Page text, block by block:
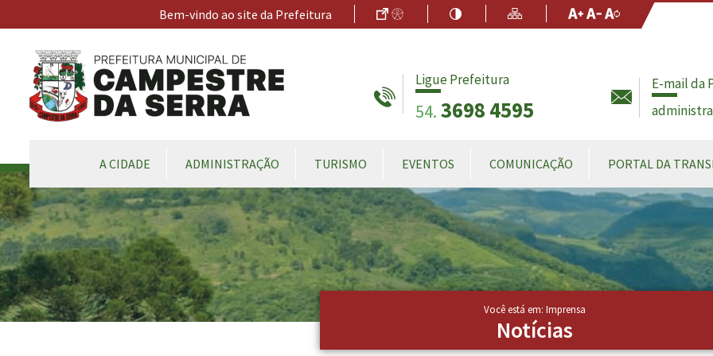
Bem-vindo ao site da Prefeitura Ir para o Conteúdo
AcessibilidadeAlto ContrasteMapa do Site Aumentar
Diminuir
Fonte Original
Ligue Prefeitura
54. 3698 4595
E-mail da
CONTEÚDO DO MENU
A CIDADE ADMINISTRAÇÃO TURISMO EVENTOS COMUNICAÇÃO PORTAL DA
Conteúdo Principal
Você está em: Imprensa
Notícias